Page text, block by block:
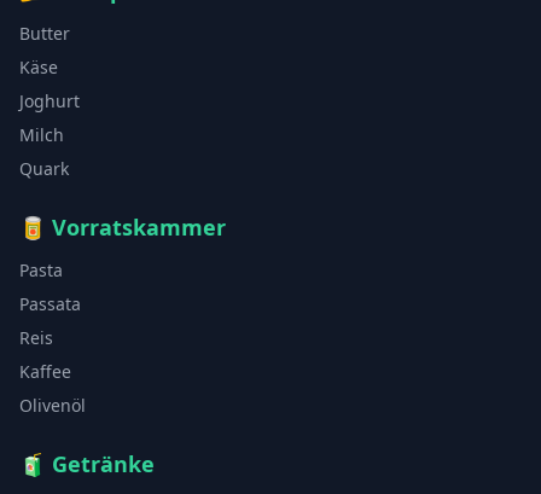
Butter
Käse
Joghurt
Milch
Quark
🥫 Vorratskammer
Pasta
Passata
Reis
Kaffee
Olivenöl
🧃 Getränke